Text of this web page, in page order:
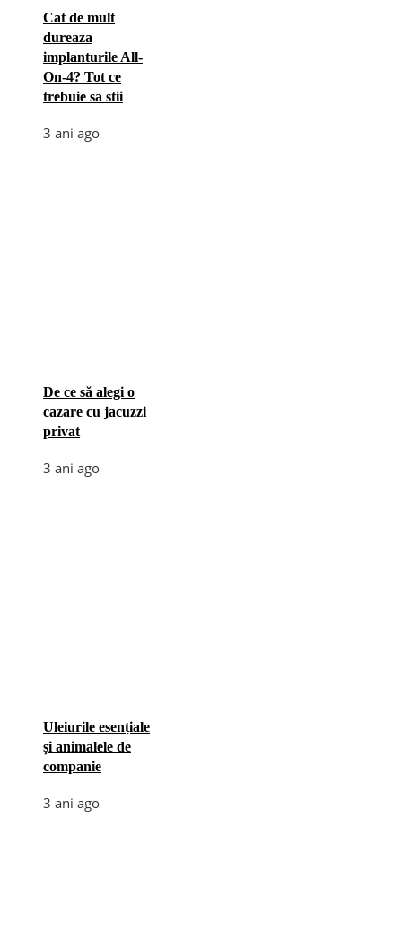
Cat de mult
dureaza
implanturile All-
On-4? Tot ce
trebuie sa stii
3 ani ago
De ce să alegi o
cazare cu jacuzzi
privat
3 ani ago
Uleiurile esențiale
și animalele de
companie
3 ani ago